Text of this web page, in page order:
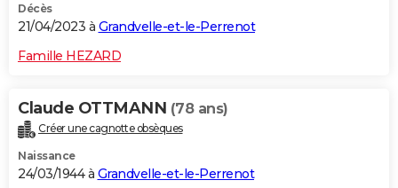
Décès
21/04/2023 à Grandvelle-et-le-Perrenot
Famille HEZARD
Claude OTTMANN (78 ans)
Créer une cagnotte obsèques
Naissance
24/03/1944 à Grandvelle-et-le-Perrenot